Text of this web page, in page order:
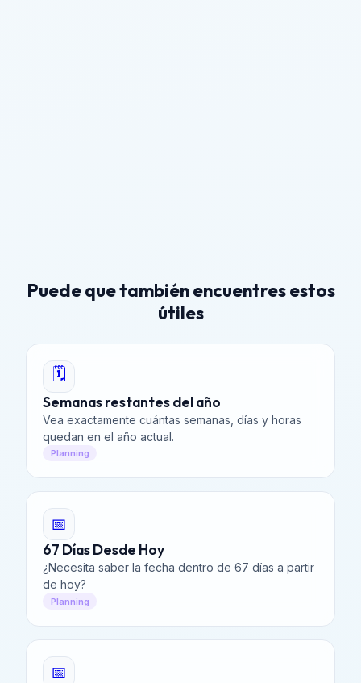
Puede que también encuentres estos
útiles
🗓️
Semanas restantes del año
Vea exactamente cuántas semanas, días y horas
quedan en el año actual.
Planning
📅
67 Días Desde Hoy
¿Necesita saber la fecha dentro de 67 días a partir
de hoy?
Planning
📅